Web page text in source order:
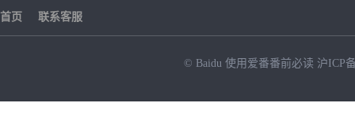
首页 联系客服
© Baidu 使用爱番番前必读 沪ICP